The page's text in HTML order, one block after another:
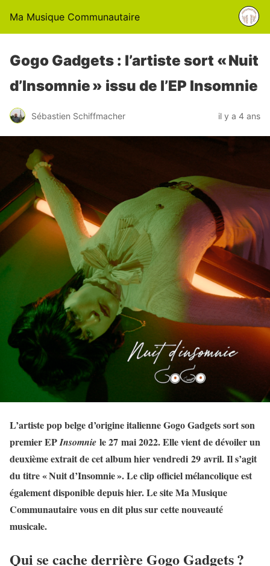
Ma Musique Communautaire
Gogo Gadgets : l’artiste sort « Nuit
d’Insomnie » issu de l’EP Insomnie
Sébastien Schiffmacher il y a 4 ans
L’artiste pop belge d’origine italienne Gogo Gadgets sort son
premier EPInsomnie le 27 mai 2022. Elle vient de dévoiler un
deuxième extrait de cet album hier vendredi 29 avril. Il s’agit
du titre « Nuit d’Insomnie ». Le clip officiel mélancolique est
également disponible depuis hier. Le site Ma Musique
Communautaire vous en dit plus sur cette nouveauté
musicale.
Qui se cache derrière Gogo Gadgets ?